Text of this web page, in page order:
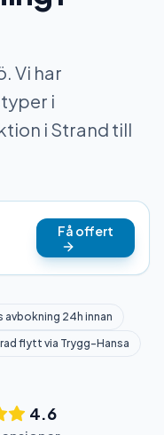
Vi har
i
i Strand till
Få offert
avbokning 24h innan
flytt via Trygg-Hansa
4.6